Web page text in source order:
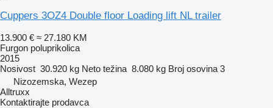
Cuppers 3OZ4 Double floor Loading lift NL trailer
13.900 € ≈ 27.180 KM
Furgon poluprikolica
2015
Nosivost 30.920 kg Neto težina 8.080 kg Broj osovina 3
Nizozemska, Wezep
Alltruxx
Kontaktirajte prodavca